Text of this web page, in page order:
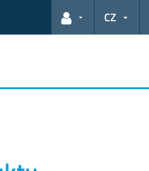
Odkazy pro uživatele
CZ